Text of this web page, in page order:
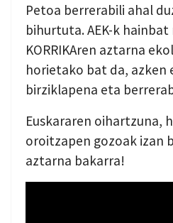
Petoa berrerabili ahal
bihurtuta. AEK-k
KORRIKAren aztarna
horietako bat da, azken
birziklapena eta
Euskararen oihartzuna,
oroitzapen gozoak izan
aztarna bakarra!